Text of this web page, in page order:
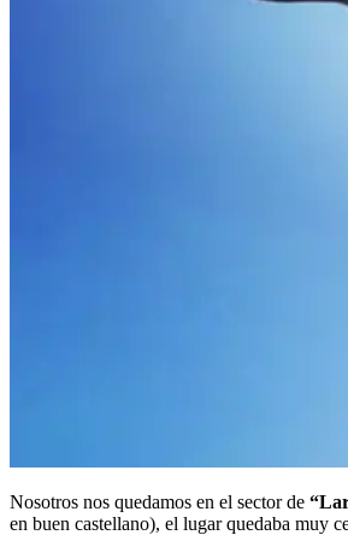
Nosotros nos quedamos en el sector de
en buen castellano), el lugar quedaba muy